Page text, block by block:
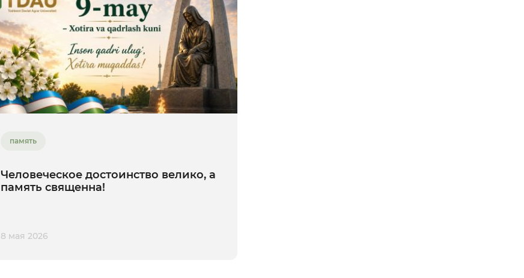
память
Человеческое достоинство велико, а
память священна!
8 мая 2026